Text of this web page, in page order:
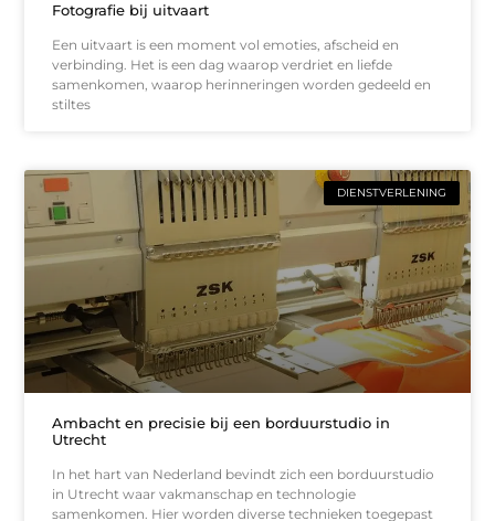
Fotografie bij uitvaart
Een uitvaart is een moment vol emoties, afscheid en
verbinding. Het is een dag waarop verdriet en liefde
samenkomen, waarop herinneringen worden gedeeld en
stiltes
DIENSTVERLENING
Ambacht en precisie bij een borduurstudio in
Utrecht
In het hart van Nederland bevindt zich een borduurstudio
in Utrecht waar vakmanschap en technologie
samenkomen. Hier worden diverse technieken toegepast